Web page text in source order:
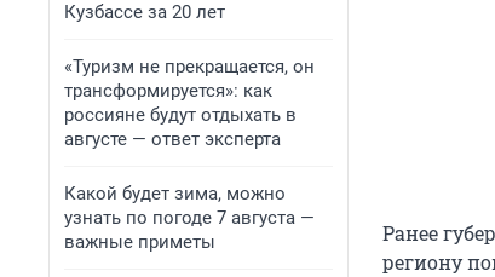
Кузбассе за 20 лет
«Туризм не прекращается, он
трансформируется»: как
россияне будут отдыхать в
августе — ответ эксперта
Какой будет зима, можно
узнать по погоде 7 августа —
важные приметы
Ранее
региону